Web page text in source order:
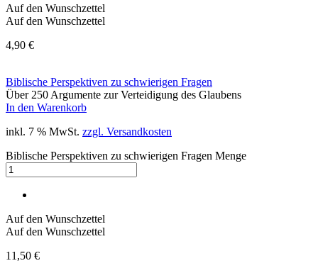
Auf den Wunschzettel
Auf den Wunschzettel
4,90 €
Biblische Perspektiven zu schwierigen Fragen
Über 250 Argumente zur Verteidigung des Glaubens
In den Warenkorb
inkl. 7 % MwSt. zzgl. Versandkosten
Biblische Perspektiven zu schwierigen Fragen Menge
Auf den Wunschzettel
Auf den Wunschzettel
11,50 €